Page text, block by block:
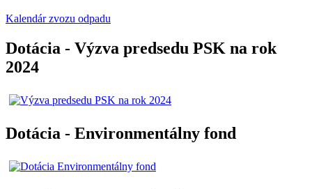
Kalendár zvozu odpadu
Dotácia - Výzva predsedu PSK na rok
2024
Dotácia - Environmentálny fond